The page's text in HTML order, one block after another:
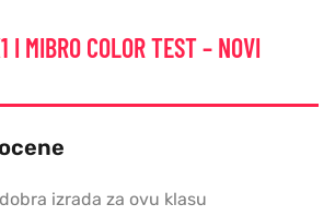
I MIBRO COLOR TEST – NOVI
izrada za ovu klasu